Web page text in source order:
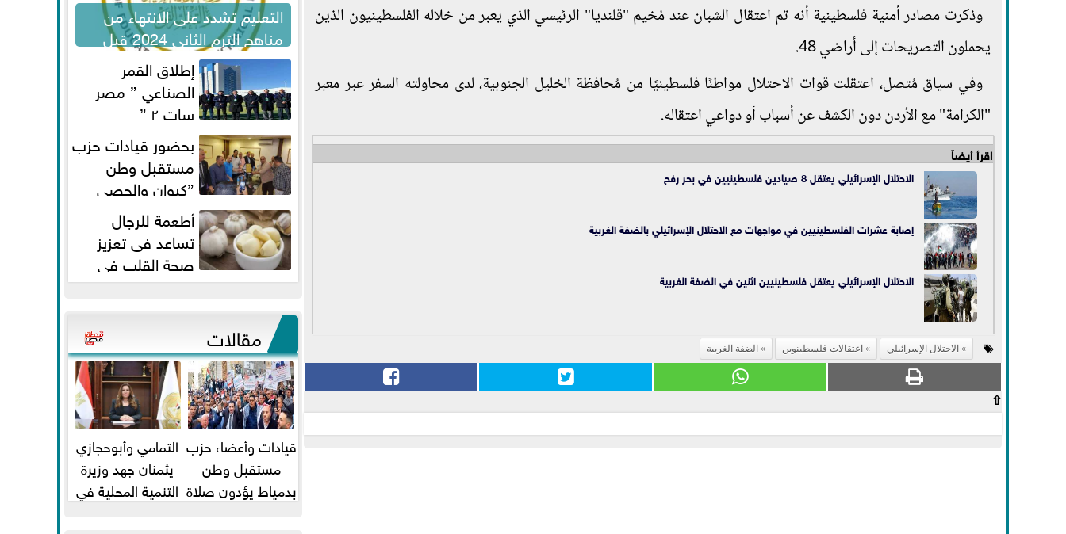
وذكرت مصادر أمنية فلسطينية أنه تم اعتقال الشبان عند مُخيم "قلنديا" الرئيسي الذي يعبر من خلاله الفلسطينيون الذين
يحملون التصريحات إلى أراضي 48.
وفي سياق مُتصل، اعتقلت قوات الاحتلال مواطنًا فلسطينيًا من مُحافظة الخليل الجنوبية، لدى محاولته السفر عبر معبر
"الكرامة" مع الأردن دون الكشف عن أسباب أو دواعي اعتقاله.
اقرأ أيضاً
الاحتلال الإسرائيلي يعتقل 8 صيادين فلسطينيين في بحر رفح
إصابة عشرات الفلسطينيين في مواجهات مع الاحتلال الإسرائيلي بالضفة الغربية
الاحتلال الإسرائيلي يعتقل فلسطينيين اثنين في الضفة الغربية
الاحتلال الإسرائيلي اعتقالات فلسطينوين الضفة الغربية
⇧
التعليم تشدد على الانتهاء من
مناهج الترم الثاني 2024 قبل
الامتحانات
إطلاق القمر
الصناعي ” مصر
سات ٢ ”
بحضور قيادات حزب
مستقبل وطن
”كيوان والحصي
والتمامي وابوحجازي وعيسي” أمانه
كفر...
أطعمة للرجال
تساعد فى تعزيز
صحة القلب فى
سن الأربعين
مقالات
قيادات وأعضاء حزب
مستقبل وطن
بدمياط يؤدون صلاة
التمامي وأبوحجازي
يثمنان جهد وزيرة
التنمية المحلية في